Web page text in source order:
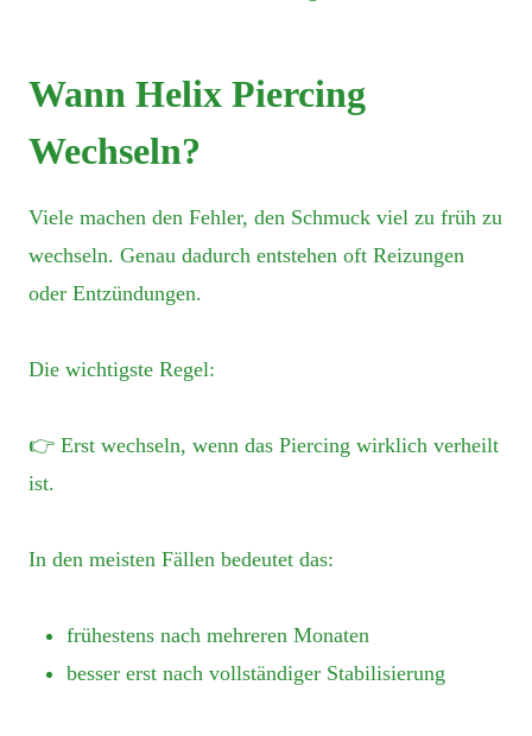
Wann Helix Piercing
Wechseln?
Viele machen den Fehler, den Schmuck viel zu früh zu
wechseln. Genau dadurch entstehen oft Reizungen
oder Entzündungen.
Die wichtigste Regel:
👉 Erst wechseln, wenn das Piercing wirklich verheilt
ist.
In den meisten Fällen bedeutet das:
frühestens nach mehreren Monaten
besser erst nach vollständiger Stabilisierung